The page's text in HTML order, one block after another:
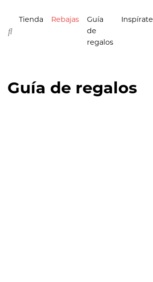
Tienda Rebajas
Guía
de
regalos
Inspírate
Guía de regalos